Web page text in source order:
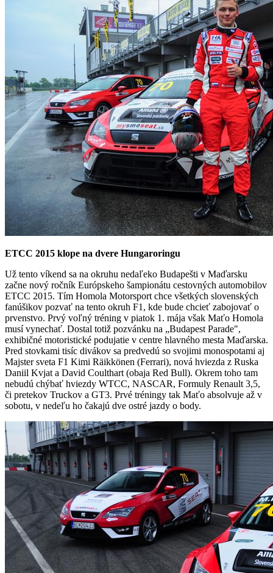
ETCC 2015 klope na dvere Hungaroringu
Už tento víkend sa na okruhu nedaľeko Budapešti v Maďarsku
začne nový ročník Európskeho šampionátu cestovných automobilov
ETCC 2015. Tím Homola Motorsport chce všetkých slovenských
fanúšikov pozvať na tento okruh F1, kde bude chcieť zabojovať o
prvenstvo. Prvý voľný tréning v piatok 1. mája však Maťo Homola
musí vynechať. Dostal totiž pozvánku na „Budapest Parade",
exhibičné motoristické podujatie v centre hlavného mesta Maďarska.
Pred stovkami tisíc divákov sa predvedú so svojimi monospotami aj
Majster sveta F1 Kimi Räikkönen (Ferrari), nová hviezda z Ruska
Daniil Kvjat a David Coulthart (obaja Red Bull). Okrem toho tam
nebudú chýbať hviezdy WTCC, NASCAR, Formuly Renault 3,5,
či pretekov Truckov a GT3. Prvé tréningy tak Maťo absolvuje až v
sobotu, v nedeľu ho čakajú dve ostré jazdy o body.